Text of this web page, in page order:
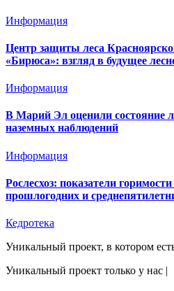
Информация
Центр защиты леса
«Бирюса»: взгляд в будущее
Информация
В Марий Эл оценили состояние
наземных наблюдений
Информация
Рослесхоз: показатели
прошлогодних и
Кедротека
Уникальный проект, в котором
Уникальный проект только у нас |